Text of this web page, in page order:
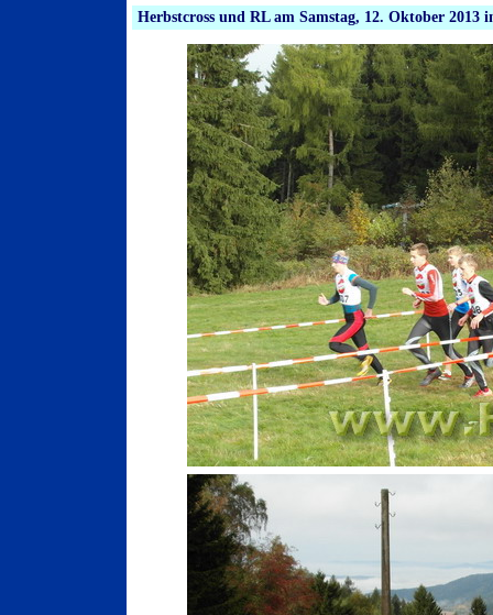
Herbstcross und RL am Samstag, 12. Oktober 2013